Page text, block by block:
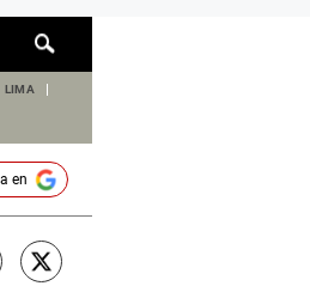
de
LIMA
en